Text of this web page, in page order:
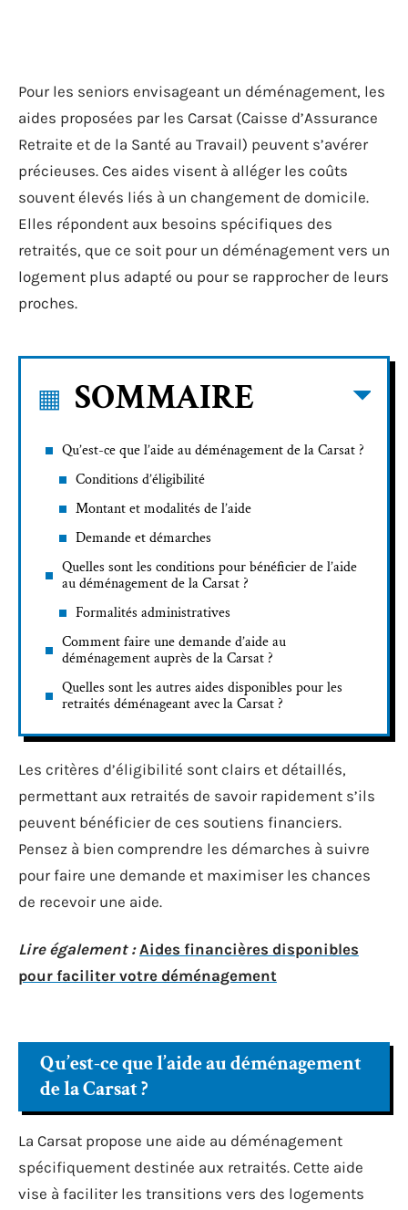
Pour les seniors envisageant un déménagement, les
aides proposées par les Carsat (Caisse d’Assurance
Retraite et de la Santé au Travail) peuvent s’avérer
précieuses. Ces aides visent à alléger les coûts
souvent élevés liés à un changement de domicile.
Elles répondent aux besoins spécifiques des
retraités, que ce soit pour un déménagement vers un
logement plus adapté ou pour se rapprocher de leurs
proches.
SOMMAIRE
Qu’est-ce que l’aide au déménagement de la Carsat ?
Conditions d’éligibilité
Montant et modalités de l’aide
Demande et démarches
Quelles sont les conditions pour bénéficier de l’aide
au déménagement de la Carsat ?
Formalités administratives
Comment faire une demande d’aide au
déménagement auprès de la Carsat ?
Quelles sont les autres aides disponibles pour les
retraités déménageant avec la Carsat ?
Les critères d’éligibilité sont clairs et détaillés,
permettant aux retraités de savoir rapidement s’ils
peuvent bénéficier de ces soutiens financiers.
Pensez à bien comprendre les démarches à suivre
pour faire une demande et maximiser les chances
de recevoir une aide.
Lire également : Aides financières disponibles
pour faciliter votre déménagement
Qu’est-ce que l’aide au déménagement
de la Carsat ?
La Carsat propose une aide au déménagement
spécifiquement destinée aux retraités. Cette aide
vise à faciliter les transitions vers des logements